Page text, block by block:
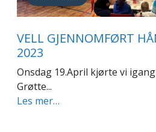
VELL GJENNOMFØRT
2023
Onsdag 19.April kjørte vi
Grøtte...
Les mer…